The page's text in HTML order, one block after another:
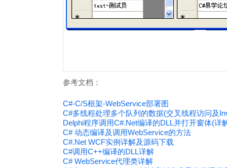
参考文档：
C#-C/S框架-WebService部署图
C#多线程处理多个队列的数据(交叉线程访问及
Delphi程序调用C#.Net编译的DLL并打开窗体(详
C# 动态编译及调用WebService的方法
C#.Net WCF实例详解及源码下载
C#调用C++编译的DLL详解
C# WebService代理类详解